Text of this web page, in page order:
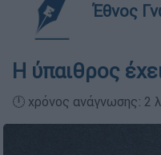
Έθνος
Η ύπαιθρος
🕛 χρόνος ανάγνωσης: 2